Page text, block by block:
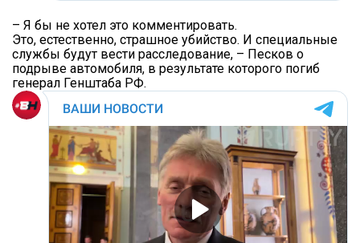
– Я бы не хотел это комментировать.
Это, естественно, страшное убийство. И специальные
службы будут вести расследование, – Песков о
подрыве автомобиля, в результате которого погиб
генерал Генштаба РФ.